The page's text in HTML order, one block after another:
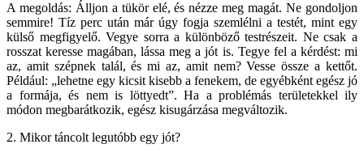
A megoldás: Álljon a tükör elé, és nézze meg magát. Ne gondoljon
semmire! Tíz perc után már úgy fogja szemlélni a testét, mint egy
külső megfigyelő. Vegye sorra a különböző testrészeit. Ne csak a
rosszat keresse magában, lássa meg a jót is. Tegye fel a kérdést: mi
az, amit szépnek talál, és mi az, amit nem? Vesse össze a kettőt.
Például: „lehetne egy kicsit kisebb a fenekem, de egyébként egész jó
a formája, és nem is löttyedt”. Ha a problémás területekkel ily
módon megbarátkozik, egész kisugárzása megváltozik.
2. Mikor táncolt legutóbb egy jót?